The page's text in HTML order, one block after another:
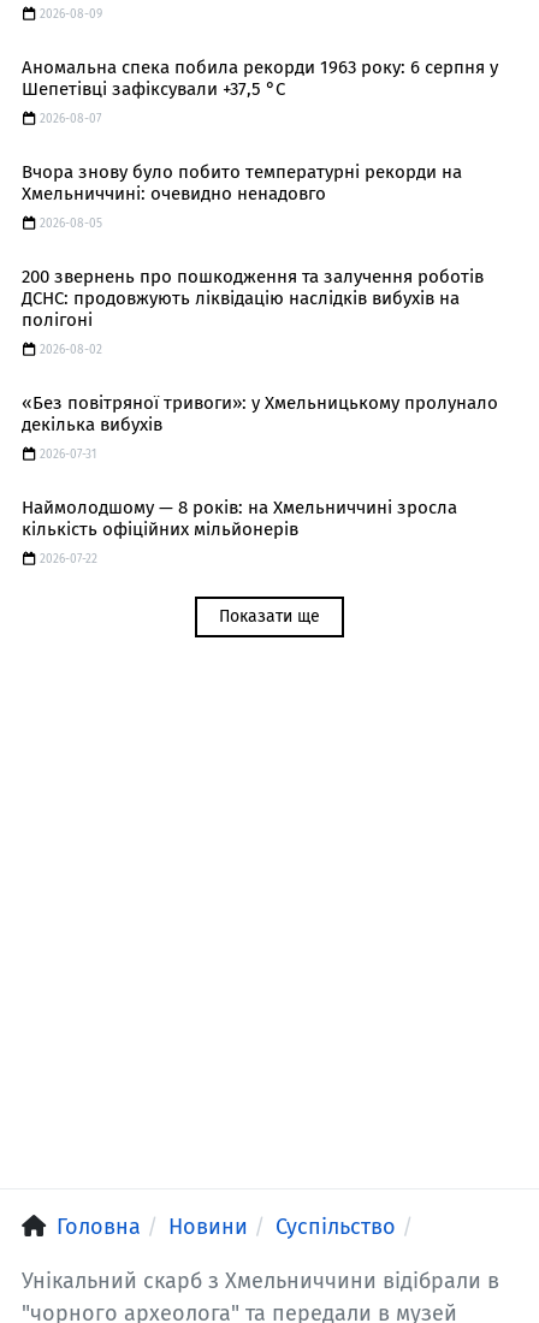
2026-08-09
Аномальна спека побила рекорди 1963 року: 6 серпня у
Шепетівці зафіксували +37,5 °C
2026-08-07
Вчора знову було побито температурні рекорди на
Хмельниччині: очевидно ненадовго
2026-08-05
200 звернень про пошкодження та залучення роботів
ДСНС: продовжують ліквідацію наслідків вибухів на
полігоні
2026-08-02
«Без повітряної тривоги»: у Хмельницькому пролунало
декілька вибухів
2026-07-31
Наймолодшому — 8 років: на Хмельниччині зросла
кількість офіційних мільйонерів
2026-07-22
Показати ще
Головна Новини Суспільство
Унікальний скарб з Хмельниччини відібрали в
"чорного археолога" та передали в музей